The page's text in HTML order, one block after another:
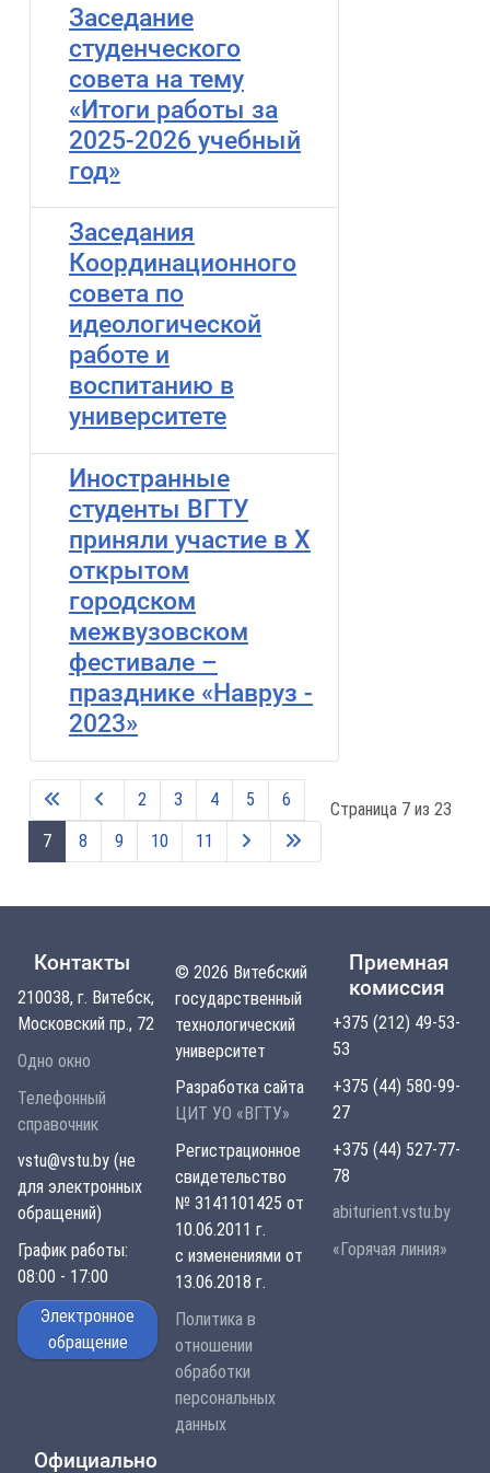
Заседание
студенческого
совета на тему
«Итоги работы за
2025-2026 учебный
год»
Заседания
Координационного
совета по
идеологической
работе и
воспитанию в
университете
Иностранные
студенты ВГТУ
приняли участие в X
открытом
городском
межвузовском
фестивале –
празднике «Навруз -
2023»
Страница 7 из 23
2 3 4 5
6
7
8 9 10 11
Контакты
210038, г. Витебск,
Московский пр., 72
Одно окно
Телефонный
справочник
vstu@vstu.by (не
для электронных
обращений)
График работы:
08:00 - 17:00
Электронное
обращение
© 2026 Витебский
государственный
технологический
университет
Разработка сайта
ЦИТ УО «ВГТУ»
Регистрационное
свидетельство
№ 3141101425 от
10.06.2011 г.
с изменениями от
13.06.2018 г.
Политика в
отношении
обработки
персональных
данных
Приемная
комиссия
+375 (212) 49-53-
53
+375 (44) 580-99-
27
+375 (44) 527-77-
78
abiturient.vstu.by
«Горячая линия»
Официально